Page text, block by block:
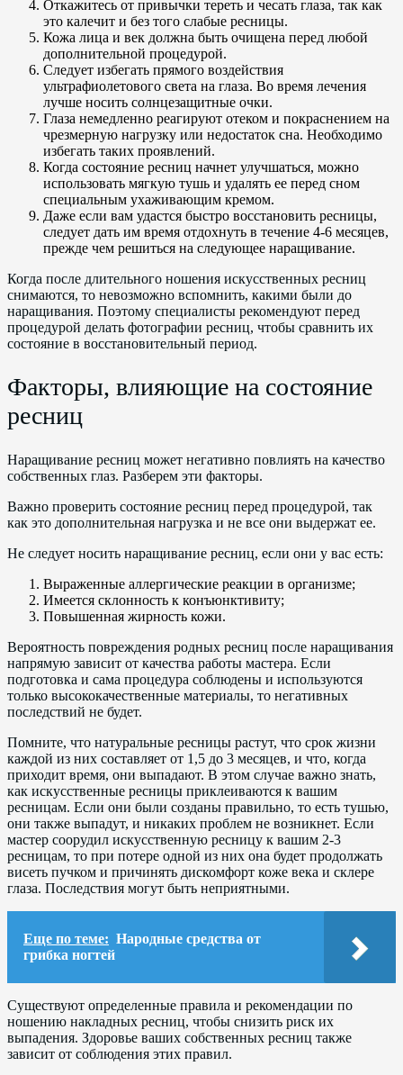
Откажитесь от привычки тереть и чесать глаза, так как
это калечит и без того слабые ресницы.
Кожа лица и век должна быть очищена перед любой
дополнительной процедурой.
Следует избегать прямого воздействия
ультрафиолетового света на глаза. Во время лечения
лучше носить солнцезащитные очки.
Глаза немедленно реагируют отеком и покраснением на
чрезмерную нагрузку или недостаток сна. Необходимо
избегать таких проявлений.
Когда состояние ресниц начнет улучшаться, можно
использовать мягкую тушь и удалять ее перед сном
специальным ухаживающим кремом.
Даже если вам удастся быстро восстановить ресницы,
следует дать им время отдохнуть в течение 4-6 месяцев,
прежде чем решиться на следующее наращивание.
Когда после длительного ношения искусственных ресниц
снимаются, то невозможно вспомнить, какими были до
наращивания. Поэтому специалисты рекомендуют перед
процедурой делать фотографии ресниц, чтобы сравнить их
состояние в восстановительный период.
Факторы, влияющие на состояние
ресниц
Наращивание ресниц может негативно повлиять на качество
собственных глаз. Разберем эти факторы.
Важно проверить состояние ресниц перед процедурой, так
как это дополнительная нагрузка и не все они выдержат ее.
Не следует носить наращивание ресниц, если они у вас есть:
Выраженные аллергические реакции в организме;
Имеется склонность к конъюнктивиту;
Повышенная жирность кожи.
Вероятность повреждения родных ресниц после наращивания
напрямую зависит от качества работы мастера. Если
подготовка и сама процедура соблюдены и используются
только высококачественные материалы, то негативных
последствий не будет.
Помните, что натуральные ресницы растут, что срок жизни
каждой из них составляет от 1,5 до 3 месяцев, и что, когда
приходит время, они выпадают. В этом случае важно знать,
как искусственные ресницы приклеиваются к вашим
ресницам. Если они были созданы правильно, то есть тушью,
они также выпадут, и никаких проблем не возникнет. Если
мастер соорудил искусственную ресницу к вашим 2-3
ресницам, то при потере одной из них она будет продолжать
висеть пучком и причинять дискомфорт коже века и склере
глаза. Последствия могут быть неприятными.
Еще по теме: Народные средства от
грибка ногтей
Существуют определенные правила и рекомендации по
ношению накладных ресниц, чтобы снизить риск их
выпадения. Здоровье ваших собственных ресниц также
зависит от соблюдения этих правил.